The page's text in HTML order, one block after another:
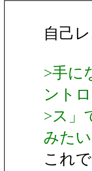
自己
>手に
ント
>ス」
みた
これ